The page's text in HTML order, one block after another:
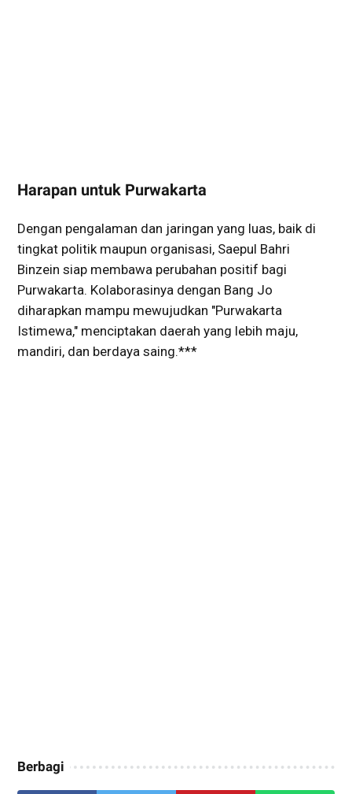
Harapan untuk Purwakarta
Dengan pengalaman dan jaringan yang luas, baik di
tingkat politik maupun organisasi, Saepul Bahri
Binzein siap membawa perubahan positif bagi
Purwakarta. Kolaborasinya dengan Bang Jo
diharapkan mampu mewujudkan "Purwakarta
Istimewa," menciptakan daerah yang lebih maju,
mandiri, dan berdaya saing.***
Berbagi